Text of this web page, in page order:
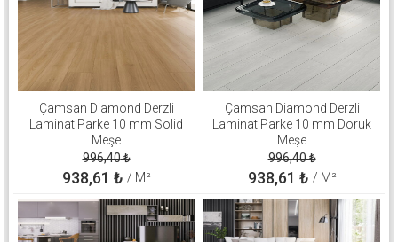
Çamsan Diamond Derzli
Laminat Parke 10 mm Solid
Meşe
996,40₺
938,61 ₺ / M²
Çamsan Diamond Derzli
Laminat Parke 10 mm Doruk
Meşe
996,40₺
938,61 ₺ / M²